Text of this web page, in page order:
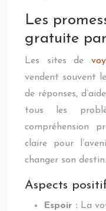
Les
gratuite
Les sites de
vendent souvent
de réponses,
tous les
compréhension
claire pour
changer son destin.
Aspects
Espoir : La